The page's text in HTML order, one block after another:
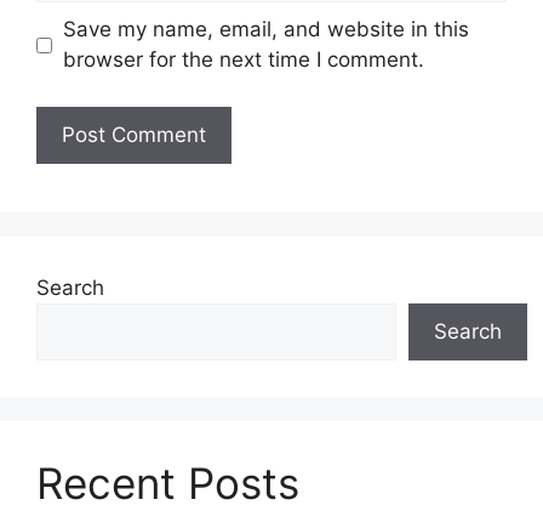
Save my name, email, and website in this
browser for the next time I comment.
Search
Search
Recent Posts